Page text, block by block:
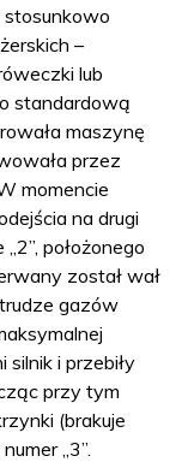
stosunkowo
–
lub
standardową
maszynę
przez
momencie
na drugi
położonego
został wał
gazów
silnik i przebiły
przy tym
(brakuje
„3”.